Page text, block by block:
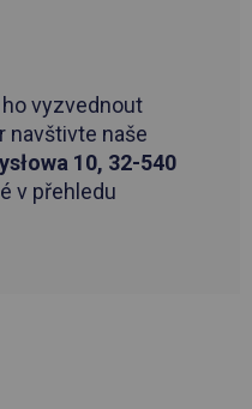
vyzvednout
navštivte naše
10, 32-540
v přehledu